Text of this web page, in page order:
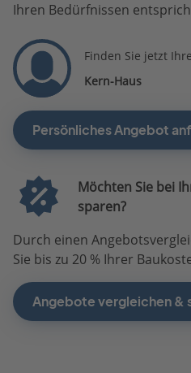
Ihren Bedürfnissen
Finden Sie jetzt
Kern-Haus
Persönliches Angebot
Möchten Sie bei
sparen?
Durch einen
Sie bis zu 20 % Ihrer
Angebote vergleichen &